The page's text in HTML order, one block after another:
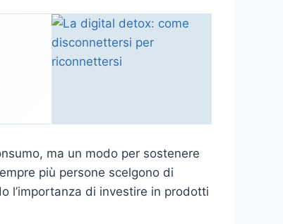
ma un modo per sostenere
più persone scelgono di
l’importanza di investire in prodotti